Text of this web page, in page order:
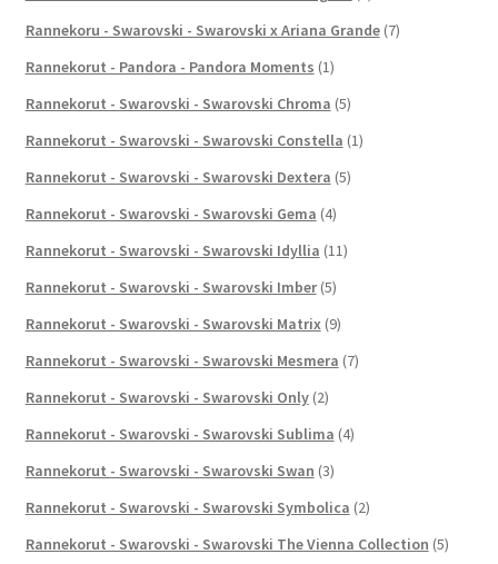
Rannekoru - Swarovski - Swarovski x Ariana Grande (7)
Rannekorut - Pandora - Pandora Moments (1)
Rannekorut - Swarovski - Swarovski Chroma (5)
Rannekorut - Swarovski - Swarovski Constella (1)
Rannekorut - Swarovski - Swarovski Dextera (5)
Rannekorut - Swarovski - Swarovski Gema (4)
Rannekorut - Swarovski - Swarovski Idyllia (11)
Rannekorut - Swarovski - Swarovski Imber (5)
Rannekorut - Swarovski - Swarovski Matrix (9)
Rannekorut - Swarovski - Swarovski Mesmera (7)
Rannekorut - Swarovski - Swarovski Only (2)
Rannekorut - Swarovski - Swarovski Sublima (4)
Rannekorut - Swarovski - Swarovski Swan (3)
Rannekorut - Swarovski - Swarovski Symbolica (2)
Rannekorut - Swarovski - Swarovski The Vienna Collection (5)